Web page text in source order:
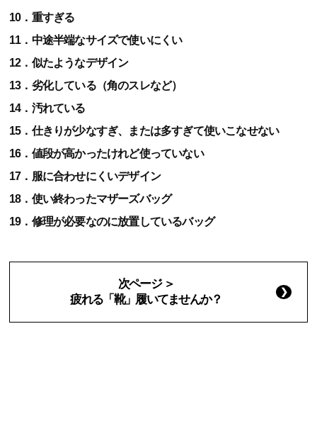
10．重すぎる
11．中途半端なサイズで使いにくい
12．似たようなデザイン
13．劣化している（角のスレなど）
14．汚れている
15．仕きりが少なすぎ、または多すぎて使いこなせない
16．値段が高かったけれど使っていない
17．服に合わせにくいデザイン
18．使い終わったマザーズバッグ
19．修理が必要なのに放置しているバッグ
次ページ ＞
疲れる「靴」履いてませんか？